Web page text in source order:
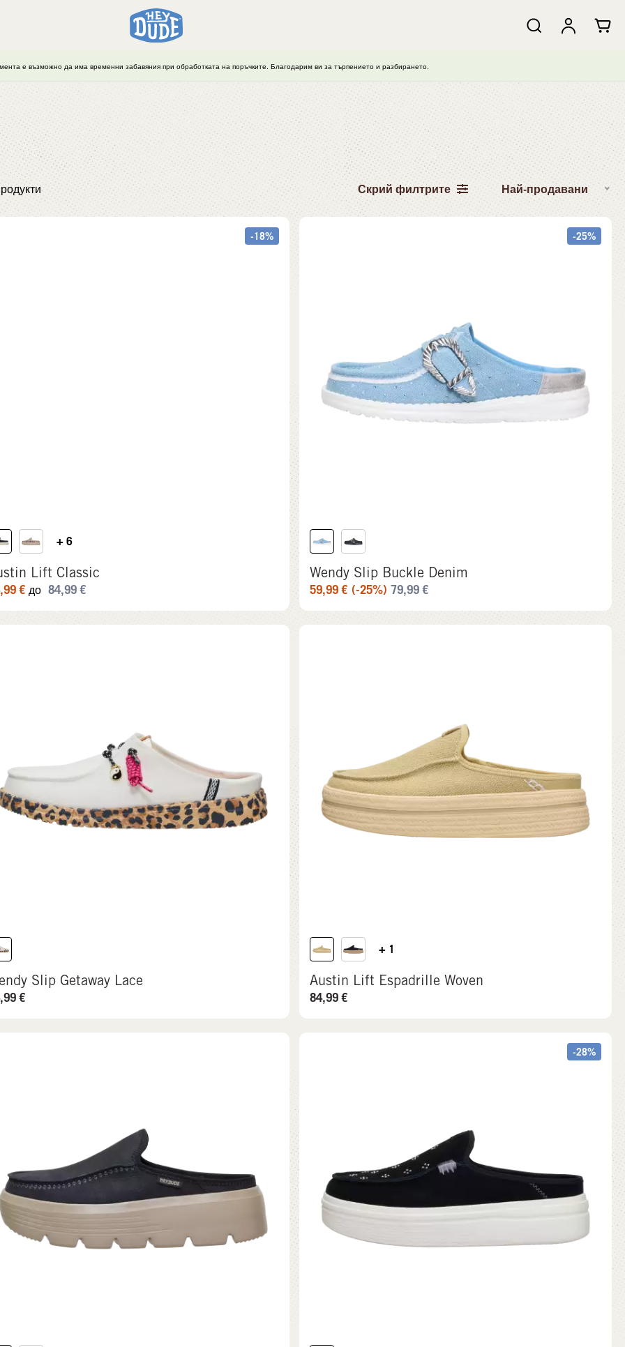
е възможно да има временни забавяния при обработката на поръчките. Благодарим ви за търпението и разбирането.
Скрий филтрите Най-продавани
-18%
+ 6
Lift Classic
€ до 84,99€
-25%
Wendy Slip Buckle Denim
59,99€ (-25%) 79,99€
Slip Getaway Lace
€
+ 1
Austin Lift Espadrille Woven
84,99€
-28%